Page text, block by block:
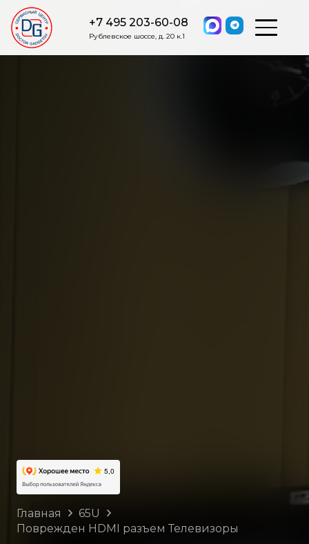
+7 495 203-60-08
Рублевское шоссе, д. 20 к.1
Главная
65U
Поврежден HDMI разъем Телевизоры